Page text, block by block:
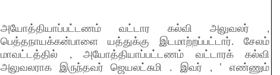
அயோத்தியாப்பட்டணம் வட்டார கல்வி அலுவலர் ,
பெத்தநாயக்கன்பாளை யத்துக்கு இடமாற்றப்பட்டார். சேலம்
மாவட்டத்தில் , அயோத்தியாப்பட்டணம் வட்டாரக் கல்வி
அலுவலராக இருந்தவர் ஜெயலட்சுமி . இவர் , ' எண்ணும்